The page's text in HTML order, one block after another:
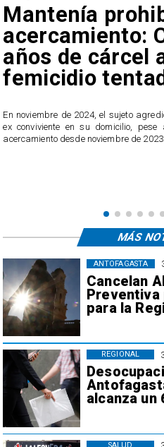
Mantenía
acercamiento:
años de cárcel
femicidio
En noviembre de 2024, el sujeto
ex conviviente en su domicilio,
acercamiento desde noviembre de 2023.
Cancelan
para la
ANTOFAGASTA
alcanza un
REGIONAL
SALUD
MÁS